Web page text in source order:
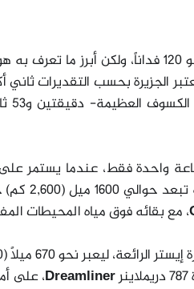
12500 زوج منها، تُعتبر الجزيرة بحسب
، مع بقائه فوق مياه المحيطات
Dreamliner، على